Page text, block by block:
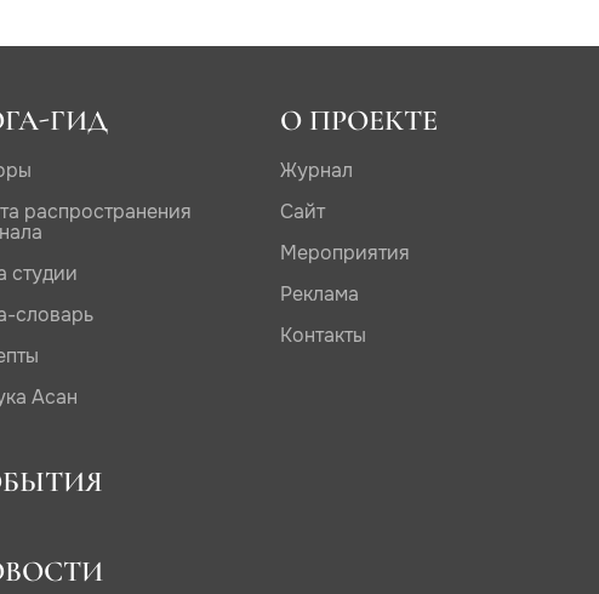
ГИД
распространения
студии
словарь
Асан
О ПРОЕКТЕ
Журнал
Сайт
Мероприятия
Реклама
Контакты